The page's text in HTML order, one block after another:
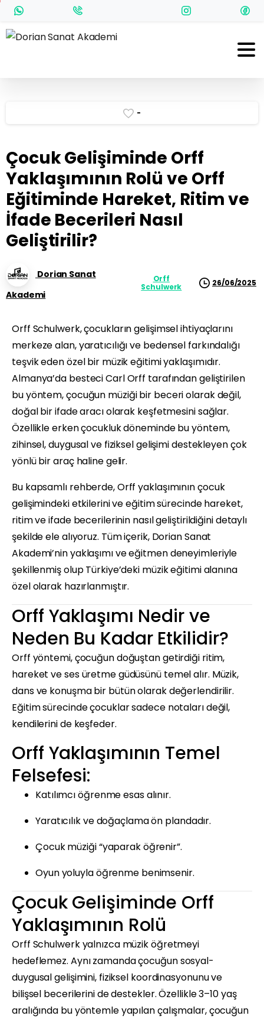
-
Çocuk Gelişiminde Orff
Yaklaşımının Rolü ve Orff
Eğitiminde Hareket, Ritim ve
İfade Becerileri Nasıl
Geliştirilir?
Dorian Sanat
Akademi
Orff
Schulwerk
26/06/2025
Orff Schulwerk, çocukların gelişimsel ihtiyaçlarını
merkeze alan, yaratıcılığı ve bedensel farkındalığı
teşvik eden özel bir müzik eğitimi yaklaşımıdır.
Almanya’da besteci Carl Orff tarafından geliştirilen
bu yöntem, çocuğun müziği bir beceri olarak değil,
doğal bir ifade aracı olarak keşfetmesini sağlar.
Özellikle erken çocukluk döneminde bu yöntem,
zihinsel, duygusal ve fiziksel gelişimi destekleyen çok
yönlü bir araç haline gelir.
Bu kapsamlı rehberde, Orff yaklaşımının çocuk
gelişimindeki etkilerini ve eğitim sürecinde hareket,
ritim ve ifade becerilerinin nasıl geliştirildiğini detaylı
şekilde ele alıyoruz. Tüm içerik, Dorian Sanat
Akademi’nin yaklaşımı ve eğitmen deneyimleriyle
şekillenmiş olup Türkiye’deki müzik eğitimi alanına
özel olarak hazırlanmıştır.
Orff Yaklaşımı Nedir ve
Neden Bu Kadar Etkilidir?
Orff yöntemi, çocuğun doğuştan getirdiği ritim,
hareket ve ses üretme güdüsünü temel alır. Müzik,
dans ve konuşma bir bütün olarak değerlendirilir.
Eğitim sürecinde çocuklar sadece notaları değil,
kendilerini de keşfeder.
Orff Yaklaşımının Temel
Felsefesi:
Katılımcı öğrenme esas alınır.
Yaratıcılık ve doğaçlama ön plandadır.
Çocuk müziği “yaparak öğrenir”.
Oyun yoluyla öğrenme benimsenir.
Çocuk Gelişiminde Orff
Yaklaşımının Rolü
Orff Schulwerk yalnızca müzik öğretmeyi
hedeflemez. Aynı zamanda çocuğun sosyal-
duygusal gelişimini, fiziksel koordinasyonunu ve
bilişsel becerilerini de destekler. Özellikle 3–10 yaş
aralığında bu yöntemle yapılan çalışmalar, çocuğun